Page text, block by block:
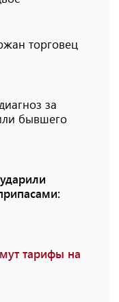
торговец
за
бывшего
тарифы на